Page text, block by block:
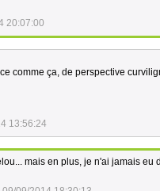
20:07:00
comme ça, de perspective
13:56:24
mais en plus, je n'ai jamais eu